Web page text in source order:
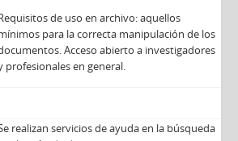
de uso en archivo: aquellos
para la correcta manipulación de los
Acceso abierto a investigadores
profesionales en general.
realizan servicios de ayuda en la búsqueda